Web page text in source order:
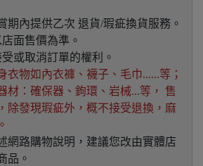
期內提供乙次 退貨/瑕疵換貨服務。
面售價為準。
或取消訂單的權利。
物如內衣褲、襪子、毛巾......等；
材：確保器、鉤環、岩械...等， 售
除發現瑕疵外，概不接受退換，麻
網路購物說明，建議您改由實體店
品。